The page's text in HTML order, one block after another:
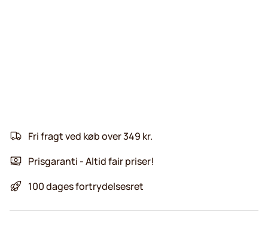
Fri fragt ved køb over 349 kr.
Prisgaranti - Altid fair priser!
100 dages fortrydelsesret